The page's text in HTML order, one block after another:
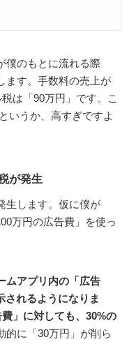
僕のもとに流れる際
ます。手数料の売上が
は「90万円」です。こ
いうか、高すぎですよ
が発生
生します。仮に僕が
万円の広告費」を使っ
ムアプリ内の「広告
されるようになりま
」に対しても、30%の
的に「30万円」が削ら